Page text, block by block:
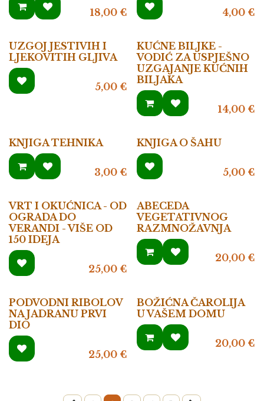
18,00€ 4,00€
UZGOJ JESTIVIH I
LJEKOVITIH GLJIVA
5,00€
KUĆNE BILJKE -
VODIĆ ZA USPJEŠNO
UZGAJANJE KUĆNIH
BILJAKA
14,00€
KNJIGA TEHNIKA
3,00€
KNJIGA O ŠAHU
5,00€
VRT I OKUĆNICA - OD
OGRADA DO
VERANDI - VIŠE OD
150 IDEJA
25,00€
ABECEDA
VEGETATIVNOG
RAZMNOŽAVNJA
20,00€
PODVODNI RIBOLOV
NA JADRANU PRVI
DIO
25,00€
BOŽIĆNA ČAROLIJA
U VAŠEM DOMU
20,00€